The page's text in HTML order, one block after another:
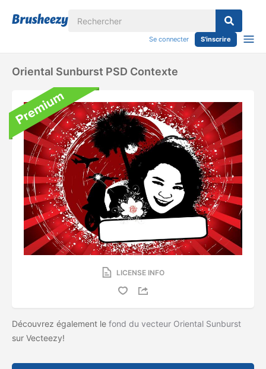
Se connecter S'inscrire
Oriental Sunburst PSD Contexte
LICENSE INFO
Découvrez également le fond du vecteur Oriental Sunburst
sur Vecteezy!